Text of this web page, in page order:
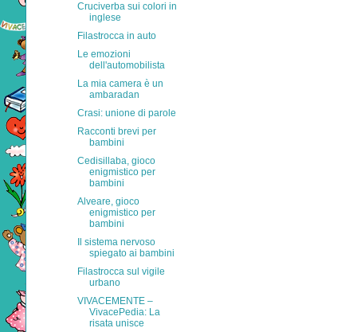
Cruciverba sui colori in
inglese
Filastrocca in auto
Le emozioni
dell'automobilista
La mia camera è un
ambaradan
Crasi: unione di parole
Racconti brevi per
bambini
Cedisillaba, gioco
enigmistico per
bambini
Alveare, gioco
enigmistico per
bambini
Il sistema nervoso
spiegato ai bambini
Filastrocca sul vigile
urbano
VIVACEMENTE –
VivacePedia: La
risata unisce